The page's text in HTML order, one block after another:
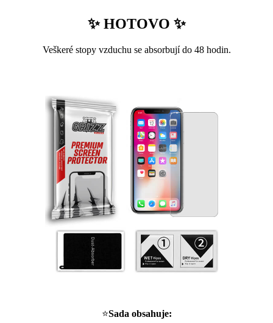
✨ HOTOVO ✨
Veškeré stopy vzduchu se absorbují do 48 hodin.
⭐Sada obsahuje: